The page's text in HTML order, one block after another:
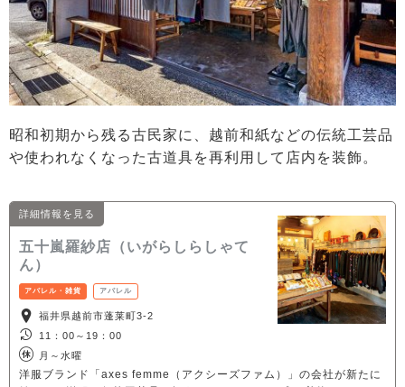
昭和初期から残る古民家に、越前和紙などの伝統工芸品
や使われなくなった古道具を再利用して店内を装飾。